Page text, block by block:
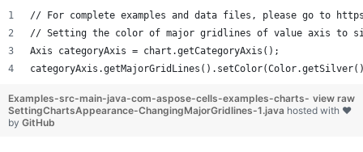
// For complete examples and data files, please go to
// Setting the color of major gridlines of value axis to
Axis categoryAxis = chart.getCategoryAxis();
view raw
Examples-src-main-java-com-aspose-cells-examples-charts-
SettingChartsAppearance-ChangingMajorGridlines-1.java hosted with ❤
by GitHub